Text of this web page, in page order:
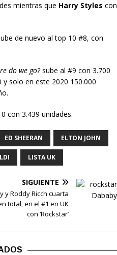
mientras que Harry Styles con
de nuevo al top 10 #8, con
do we go?sube al #9 con 3.700
solo en este 2020 150.000
con 3.439 unidades.
ED SHEERAN ELTON JOHN
LISTA UK
SIGUIENTE
y Roddy Ricch cuarta
total, en el #1 en UK
con ‘Rockstar’